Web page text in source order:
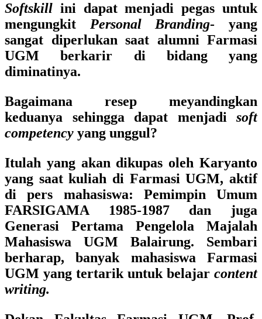
Softskill ini dapat menjadi pegas untuk
mengungkit Personal Branding- yang
sangat diperlukan saat alumni Farmasi
UGM berkarir di bidang yang
diminatinya.
Bagaimana resep meyandingkan
keduanya sehingga dapat menjadi soft
competency yang unggul?
Itulah yang akan dikupas oleh Karyanto
yang saat kuliah di Farmasi UGM, aktif
di pers mahasiswa: Pemimpin Umum
FARSIGAMA 1985-1987 dan juga
Generasi Pertama Pengelola Majalah
Mahasiswa UGM Balairung. Sembari
berharap, banyak mahasiswa Farmasi
UGM yang tertarik untuk belajar content
writing.